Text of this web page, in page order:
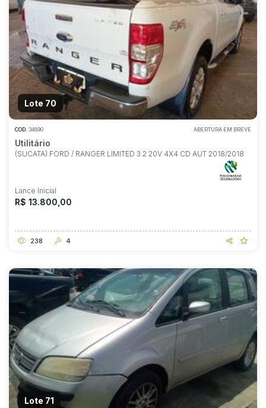
Lote 70
COD. 34890 ABERTURA EM BREVE
Utilitário
(SUCATA) FORD / RANGER LIMITED 3.2 20V 4X4 CD AUT 2018/2018
Lance Inicial
R$ 13.800,00
238 4
Lote 71